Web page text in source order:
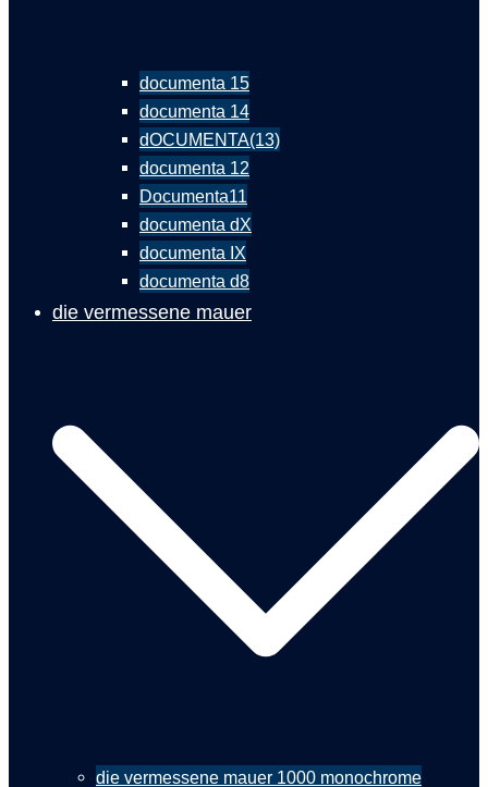
documenta 15
documenta 14
dOCUMENTA(13)
documenta 12
Documenta11
documenta dX
documenta IX
documenta d8
die vermessene mauer
die vermessene mauer 1000 monochrome